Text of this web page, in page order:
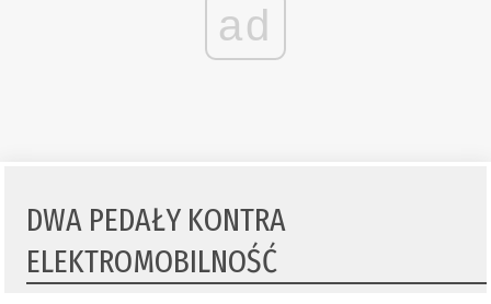
ad
DWA PEDAŁY KONTRA
ELEKTROMOBILNOŚĆ